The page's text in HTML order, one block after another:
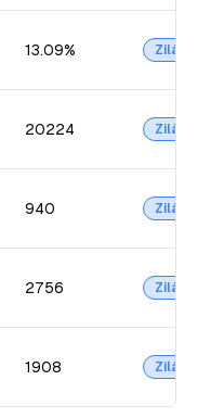
13.09% Zilā
20224 Zilā
940 Zilā
2756 Zilā
1908 Zilā